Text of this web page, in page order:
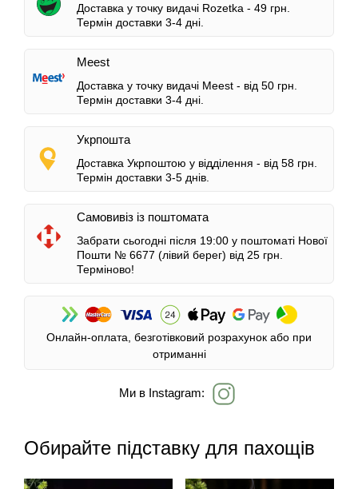
Доставка у точку видачі Rozetka - 49 грн.
Термін доставки 3-4 дні.
Meest
Доставка у точку видачі Meest - від 50 грн.
Термін доставки 3-4 дні.
Укрпошта
Доставка Укрпоштою у відділення - від 58 грн.
Термін доставки 3-5 днів.
Самовивіз із поштомата
Забрати сьогодні після 19:00 у поштоматі Нової
Пошти № 6677 (лівий берег) від 25 грн.
Терміново!
Онлайн-оплата, безготівковий розрахунок або при
отриманні
Ми в Instagram:
Обирайте підставку для пахощів